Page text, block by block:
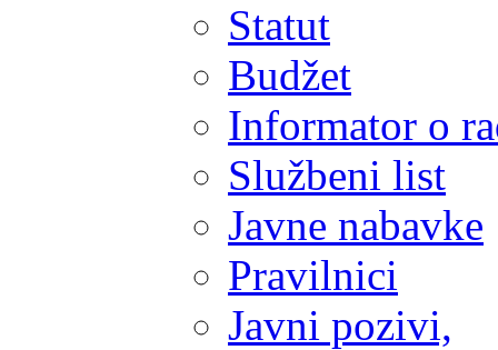
Statut
Budžet
Informator o
Službeni list
Javne nabavke
Pravilnici
Javni pozivi,